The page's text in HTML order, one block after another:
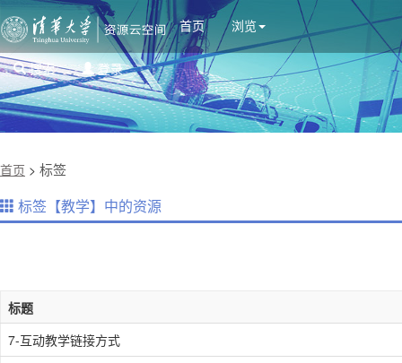
首页 浏览
搜索 登录
首页 > 标签
标签【教学】中的资源
标题
7-互动教学链接方式